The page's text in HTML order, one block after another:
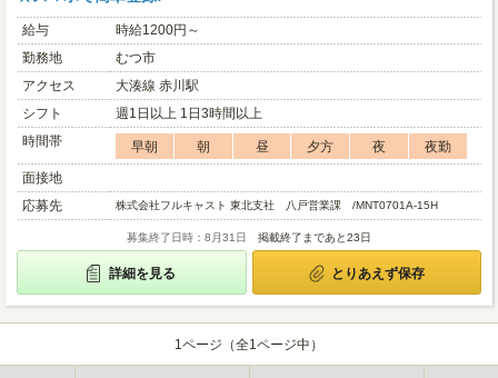
給与
時給1200円～
勤務地
むつ市
アクセス
大湊線 赤川駅
シフト
週1日以上 1日3時間以上
時間帯
早朝 朝 昼 夕方 夜
夜勤
面接地
応募先
株式会社フルキャスト 東北支社 八戸営業課 /MNT0701A-15H
募集終了日時：8月31日 掲載終了まであと23日
詳細を見る とりあえず保存
1ページ（全1ページ中）